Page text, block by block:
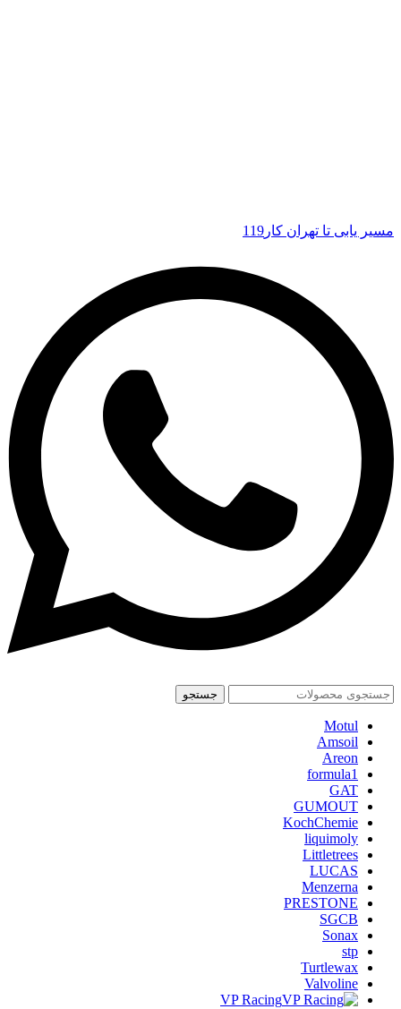
مسیر یابی تا تهران کار119
جستجو
Motul
Amsoil
Areon
formula1
GAT
GUMOUT
KochChemie
liquimoly
Littletrees
LUCAS
Menzerna
PRESTONE
SGCB
Sonax
stp
Turtlewax
Valvoline
VP Racing